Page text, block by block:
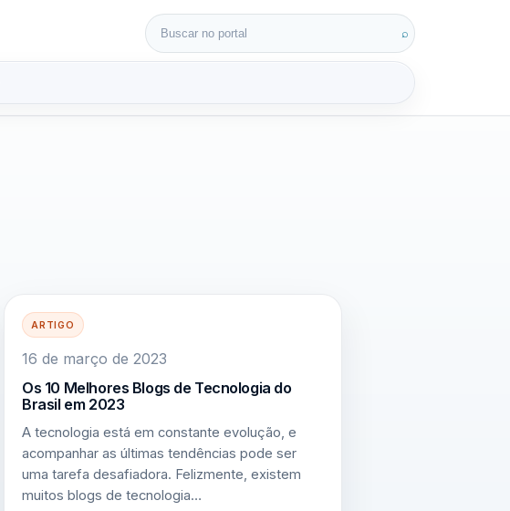
Buscar por: ⌕
ARTIGO
16 de março de 2023
Os 10 Melhores Blogs de Tecnologia do
Brasil em 2023
A tecnologia está em constante evolução, e
acompanhar as últimas tendências pode ser
uma tarefa desafiadora. Felizmente, existem
muitos blogs de tecnologia…